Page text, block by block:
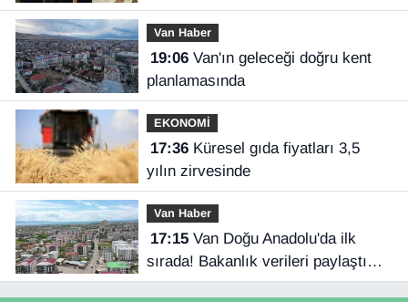
imzaladı
Van Haber
19:06Van'ın geleceği doğru kent
planlamasında
EKONOMİ
17:36Küresel gıda fiyatları 3,5
yılın zirvesinde
Van Haber
17:15Van Doğu Anadolu'da ilk
sırada! Bakanlık verileri paylaştı…